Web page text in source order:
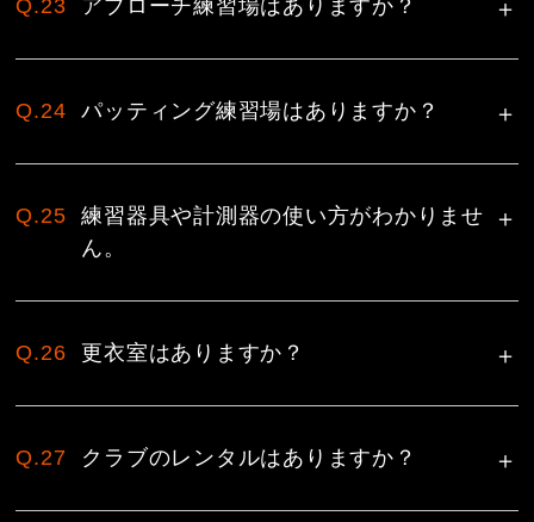
Q.23 アプローチ練習場はありますか？
Q.24 パッティング練習場はありますか？
Q.25
練習器具や計測器の使い方がわかりませ
ん。
Q.26 更衣室はありますか？
Q.27 クラブのレンタルはありますか？